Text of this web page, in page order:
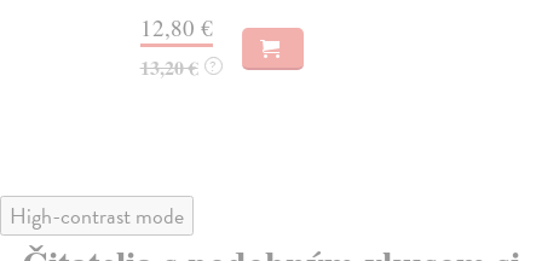
12,80 €
?
High-contrast mode